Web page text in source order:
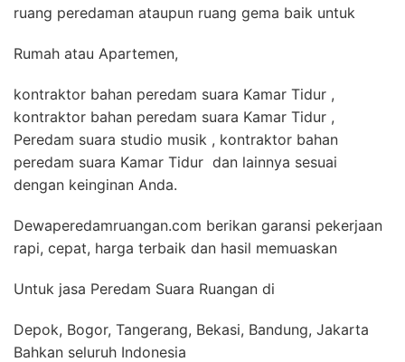
ruang peredaman ataupun ruang gema baik untuk
Rumah atau Apartemen,
kontraktor bahan peredam suara Kamar Tidur ,
kontraktor bahan peredam suara Kamar Tidur ,
Peredam suara studio musik , kontraktor bahan
peredam suara Kamar Tidur dan lainnya sesuai
dengan keinginan Anda.
Dewaperedamruangan.com berikan garansi pekerjaan
rapi, cepat, harga terbaik dan hasil memuaskan
Untuk jasa Peredam Suara Ruangan di
Depok, Bogor, Tangerang, Bekasi, Bandung, Jakarta
Bahkan seluruh Indonesia